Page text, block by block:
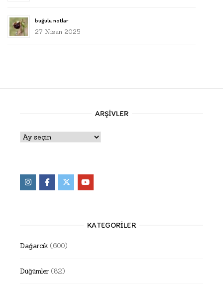
buğulu notlar
27 Nisan 2025
ARŞIVLER
Arşivler
KATEGORILER
Dağarcık (600)
Düğümler (82)